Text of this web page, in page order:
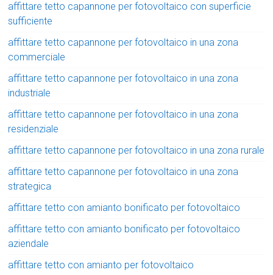
affittare tetto capannone per fotovoltaico con superficie
sufficiente
affittare tetto capannone per fotovoltaico in una zona
commerciale
affittare tetto capannone per fotovoltaico in una zona
industriale
affittare tetto capannone per fotovoltaico in una zona
residenziale
affittare tetto capannone per fotovoltaico in una zona rurale
affittare tetto capannone per fotovoltaico in una zona
strategica
affittare tetto con amianto bonificato per fotovoltaico
affittare tetto con amianto bonificato per fotovoltaico
aziendale
affittare tetto con amianto per fotovoltaico